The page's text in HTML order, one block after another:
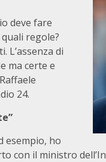
deve fare
regole?
L’assenza di
ma certe e
24.
esempio, ho
con il ministro